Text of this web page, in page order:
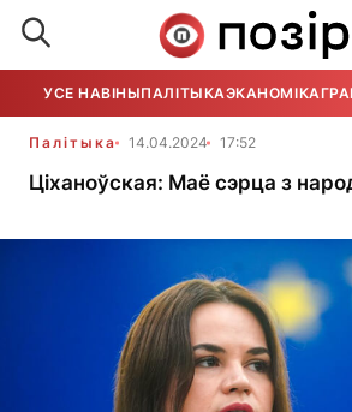
УСЕ НАВІНЫПАЛІТЫКАЭКАНОМІКА
Палітыка 14.04.2024 17:52
Ціханоўская: Маё сэрца з